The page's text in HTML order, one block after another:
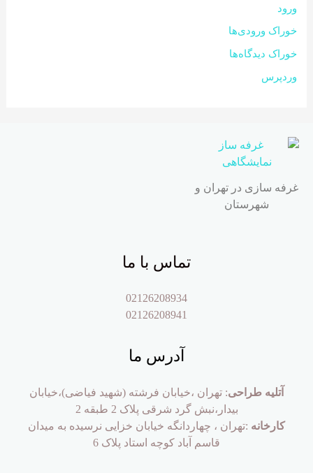
ورود
خوراک ورودی‌ها
خوراک دیدگاه‌ها
وردپرس
غرفه سازی در تهران و
شهرستان
تماس با ما
02126208934
02126208941
آدرس ما
آتلیه طراحی: تهران ،خیابان فرشته (شهید فیاضی)،خیابان
بیدار،نبش گرد شرقی پلاک 2 طبقه 2
کارخانه :تهران ، چهاردانگه خیابان خزایی نرسیده به میدان
قاسم آباد کوچه استاد پلاک 6